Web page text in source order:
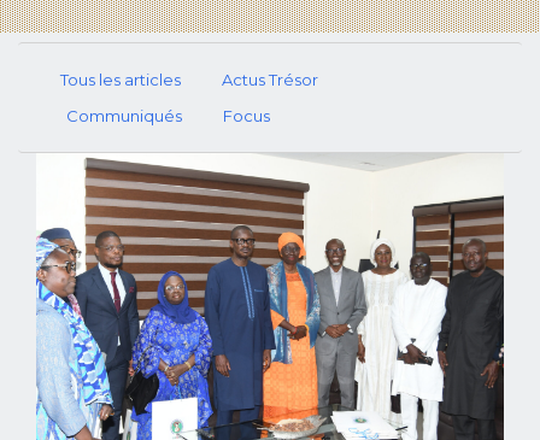
Tous les articles
Actus Trésor
Communiqués
Focus